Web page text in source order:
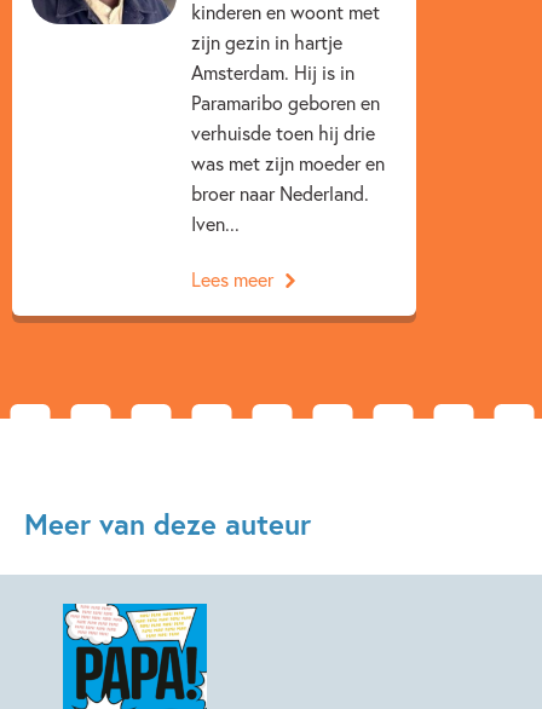
kinderen en woont met
zijn gezin in hartje
Amsterdam. Hij is in
Paramaribo geboren en
verhuisde toen hij drie
was met zijn moeder en
broer naar Nederland.
Iven...
Lees meer
Meer van deze auteur